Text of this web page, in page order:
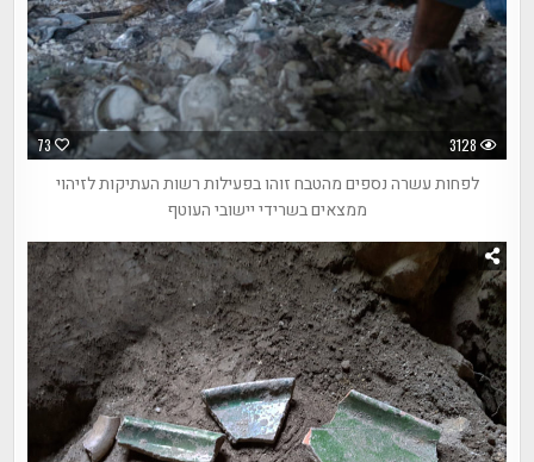
73 3128
לפחות עשרה נספים מהטבח זוהו בפעילות רשות העתיקות לזיהוי
ממצאים בשרידי יישובי העוטף